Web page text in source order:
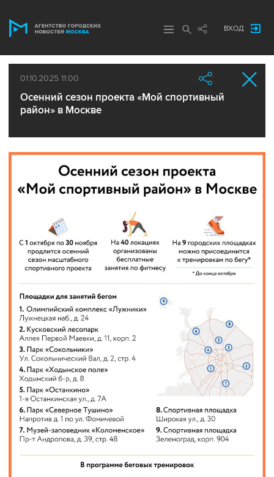
ВХОД
01.10.2025 11:00
Осенний сезон проекта «Мой спортивный
район» в Москве